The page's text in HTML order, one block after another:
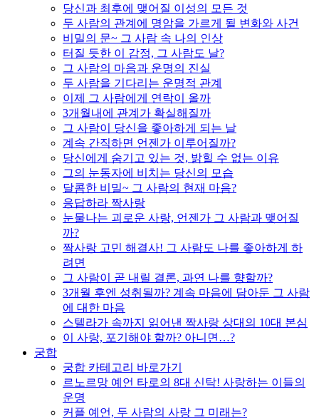
당신과 최후에 맺어질 이성의 모든 것
두 사람의 관계에 명암을 가르게 될 변화와 사건
비밀의 문~ 그 사람 속 나의 인상
터질 듯한 이 감정, 그 사람도 날?
그 사람의 마음과 운명의 진실
두 사람을 기다리는 운명적 관계
이제 그 사람에게 연락이 올까
3개월내에 관계가 확실해질까
그 사람이 당신을 좋아하게 되는 날
계속 간직하면 언젠가 이루어질까?
당신에게 숨기고 있는 것, 밝힐 수 없는 이유
그의 눈동자에 비치는 당신의 모습
달콤한 비밀~ 그 사람의 현재 마음?
응답하라 짝사랑
눈물나는 괴로운 사랑, 언젠가 그 사람과 맺어질
까?
짝사랑 고민 해결사! 그 사람도 나를 좋아하게 하
려면
그 사람이 곧 내릴 결론, 과연 나를 향할까?
3개월 후엔 성취될까? 계속 마음에 담아둔 그 사람
에 대한 마음
스텔라가 속까지 읽어낸 짝사랑 상대의 10대 본심
이 사랑, 포기해야 할까? 아니면…?
궁합
궁합 카테고리 바로가기
르노르망 예언 타로의 8대 신탁! 사랑하는 이들의
운명
커플 예언, 두 사람의 사랑 그 미래는?